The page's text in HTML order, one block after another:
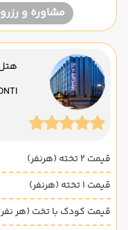
مشاوره و
قیمت 2 تخته (هرنفر)
قیمت 1 تخته (هرنفر)
قیمت کودک با تخت (هر